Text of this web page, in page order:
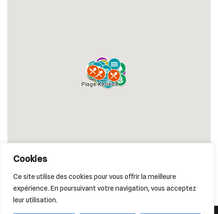
Cookies
Ce site utilise des cookies pour vous offrir la meilleure
expérience. En poursuivant votre navigation, vous acceptez
leur utilisation.